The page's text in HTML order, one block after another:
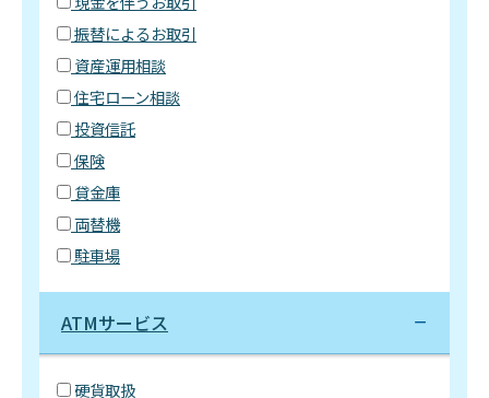
振替によるお取引
資産運用相談
住宅ローン相談
投資信託
保険
貸金庫
両替機
駐車場
ATMサービス
硬貨取扱